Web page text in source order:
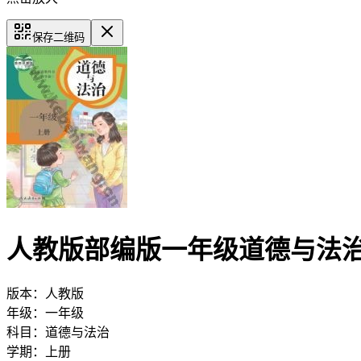
保存二维码
人教版部编版一年级道德与法
版本：
人教版
年级： 一年级
科目： 道德与法治
学期：
上册